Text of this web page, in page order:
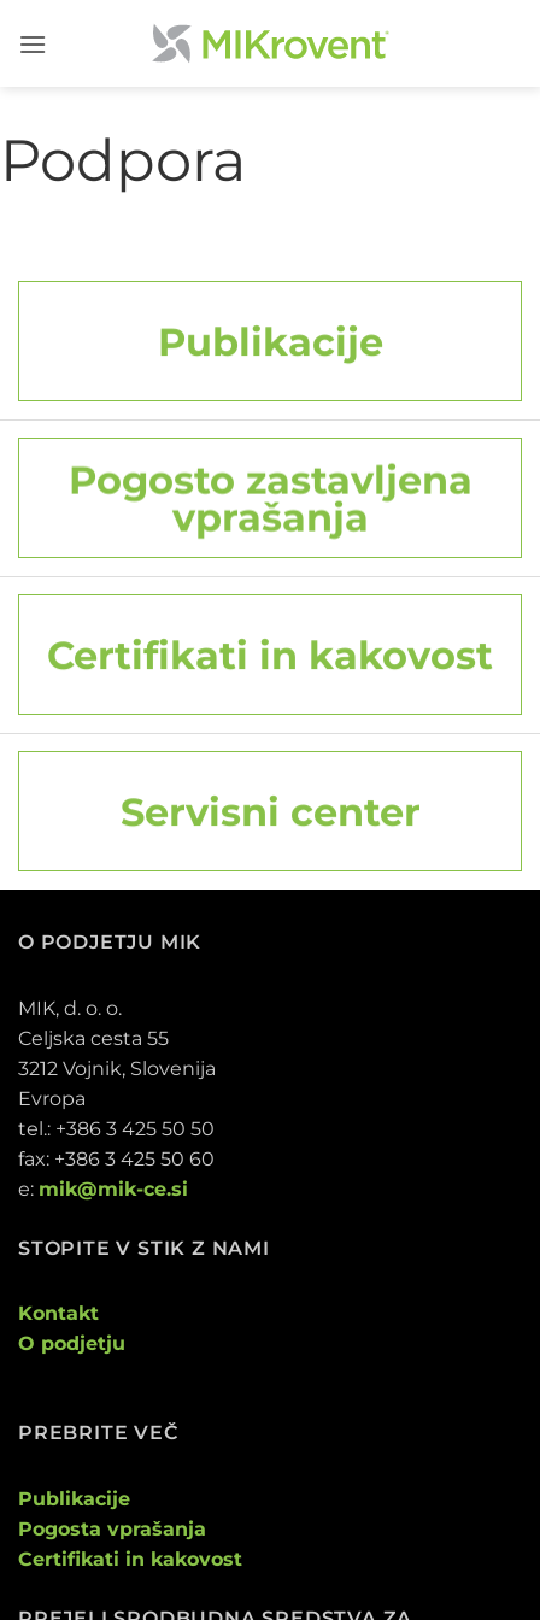
na
Podpora
Publikacije
Pogosto zastavljena
vprašanja
Certifikati in kakovost
Servisni center
O PODJETJU MIK
MIK, d. o. o.
Celjska cesta 55
3212 Vojnik, Slovenija
Evropa
tel.: +386 3 425 50 50
fax: +386 3 425 50 60
e: mik@mik-ce.si
STOPITE V STIK Z NAMI
Kontakt
O podjetju
PREBRITE VEČ
Publikacije
Pogosta vprašanja
Certifikati in kakovost